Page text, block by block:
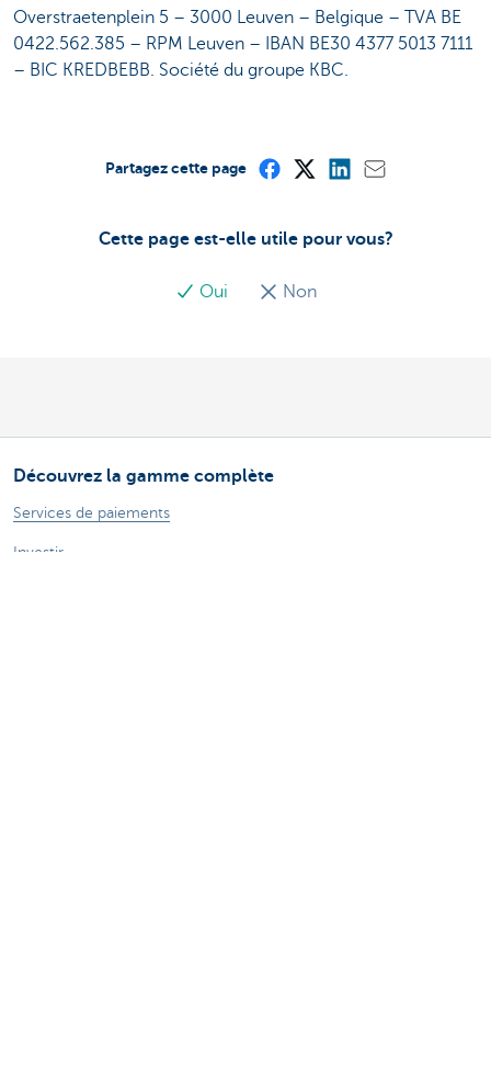
Overstraetenplein 5 – 3000 Leuven – Belgique – TVA BE
0422.562.385 – RPM Leuven – IBAN BE30 4377 5013 7111
– BIC KREDBEBB. Société du groupe KBC.
Cette page est-elle utile pour vous?
Oui Non
Partagez cette page
Découvrez la gamme complète
Services de paiements
Investir